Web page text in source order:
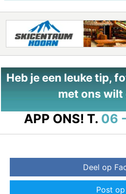
Heb je een leuke tip,
met ons wilt
APP ONS! T. 06
Deel op
Post